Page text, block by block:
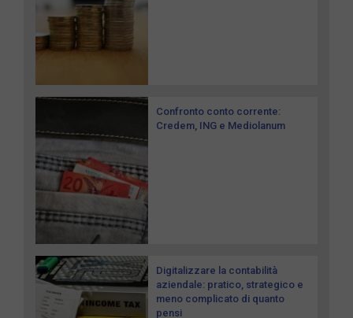
Confronto conto corrente:
Credem, ING e Mediolanum
Digitalizzare la contabilità
aziendale: pratico, strategico e
meno complicato di quanto
pensi